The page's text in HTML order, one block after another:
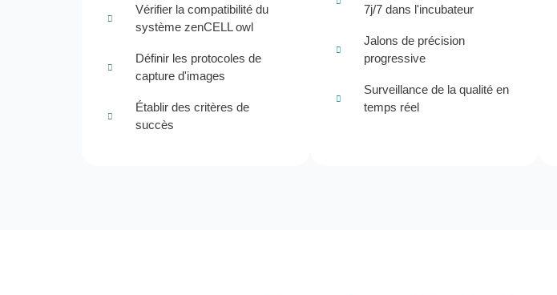
Vérifier la compatibilité du
système zenCELL owl
Définir les protocoles de
capture d'images
Établir des critères de
succès
7j/7 dans l'incubateur
Jalons de précision
progressive
Surveillance de la qualité en
temps réel